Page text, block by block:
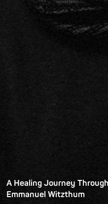
A Healing Journey
Emmanuel Witzthum